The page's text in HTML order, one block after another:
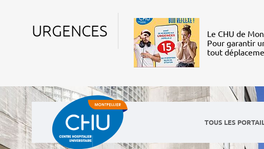
URGENCES
Le CHU de
Pour garantir
tout
TOUS LES